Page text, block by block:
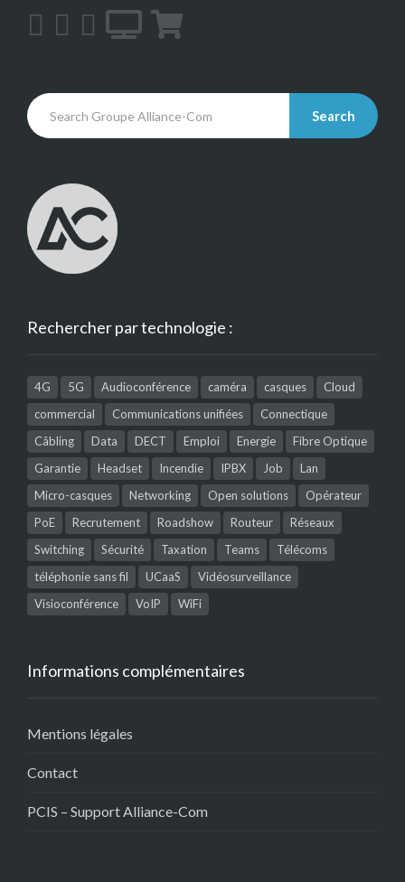
Search
Rechercher par technologie :
4G 5G Audioconférence caméra casques
Cloud
commercial
Communications unifiées
Connectique
Câbling
Data DECT Emploi Energie
Fibre Optique
Garantie
Headset Incendie IPBX Job
Lan
Micro-casques
Networking Open solutions
Opérateur
PoE
Recrutement Roadshow Routeur
Réseaux
Switching
Sécurité Taxation Teams
Télécoms
téléphonie sans fil
UCaaS
Vidéosurveillance
Visioconférence
VoIP WiFi
Informations complémentaires
Mentions légales
Contact
PCIS – Support Alliance-Com